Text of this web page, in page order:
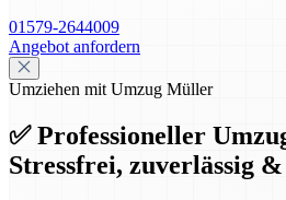
01579-2644009
Angebot anfordern
Umziehen mit Umzug Müller
✅ Professioneller
Stressfrei, zuverlässig